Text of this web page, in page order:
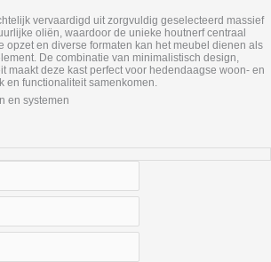
vervaardigd uit zorgvuldig geselecteerd massief
oliën, waardoor de unieke houtnerf centraal
opzet en diverse formaten kan het meubel dienen als
De combinatie van minimalistisch design,
maakt deze kast perfect voor hedendaagse woon- en
en functionaliteit samenkomen.